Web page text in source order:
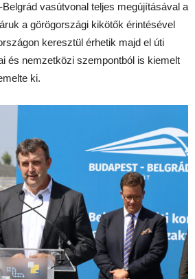
vasútvonal teljes megújításával a
a görögországi kikötők érintésével
keresztül érhetik majd el úti
és nemzetközi szempontból is kiemelt
ki.